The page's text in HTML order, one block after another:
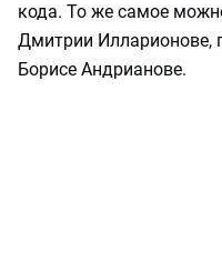
кода. То же самое
Дмитрии Илларионове,
Борисе Андрианове.